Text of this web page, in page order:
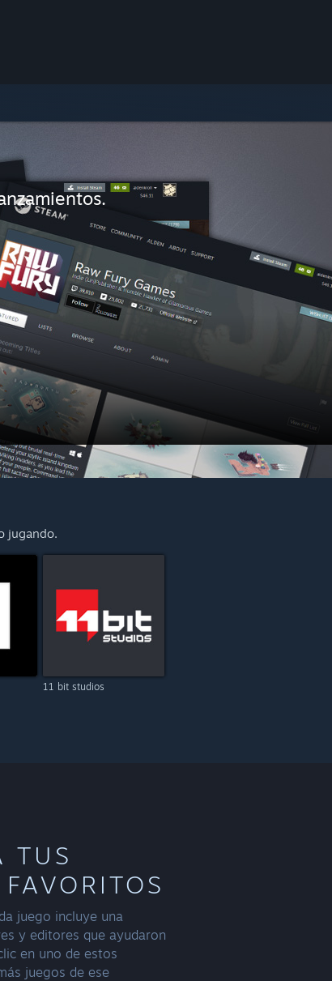
jugando.
11 bit studios
TUS
juego incluye una
y editores que ayudaron
en uno de estos
juegos de ese